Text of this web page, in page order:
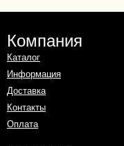
Компания
Каталог
Информация
Доставка
Контакты
Оплата